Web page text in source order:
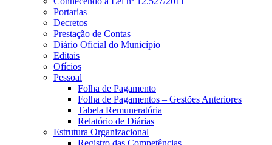
Portarias
Decretos
Prestação de Contas
Diário Oficial do Município
Editais
Ofícios
Pessoal
Folha de Pagamento
Folha de Pagamentos – Gestões Anteriores
Tabela Remuneratória
Relatório de Diárias
Estrutura Organizacional
Registro das Competências